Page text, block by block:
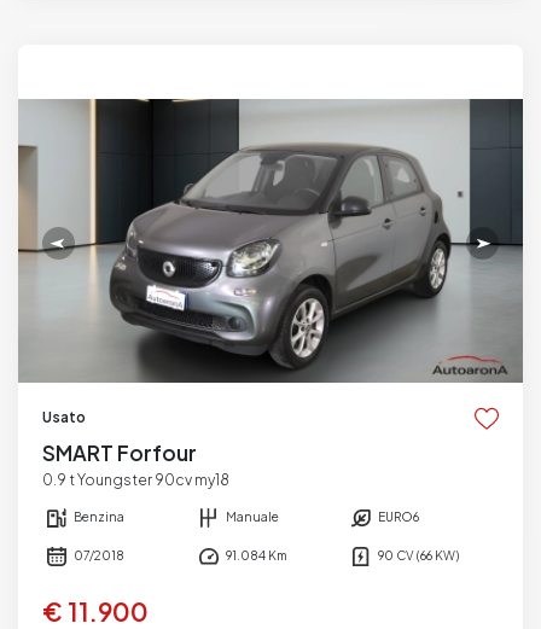
Usato
SMART Forfour
0.9 t Youngster 90cv my18
Benzina Manuale EURO6
07/2018 91.084 Km 90 CV (66 KW)
€ 11.900